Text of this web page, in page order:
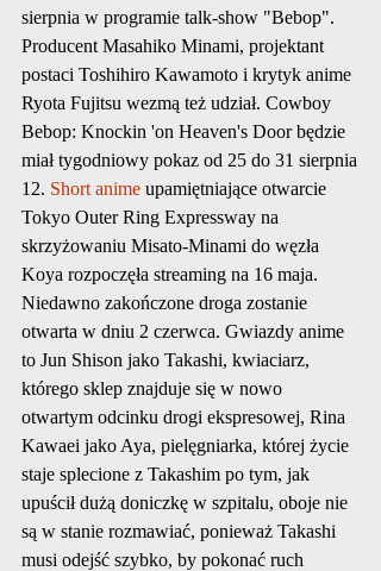
sierpnia w programie talk-show "Bebop".
Producent Masahiko Minami, projektant
postaci Toshihiro Kawamoto i krytyk anime
Ryota Fujitsu wezmą też udział. Cowboy
Bebop: Knockin 'on Heaven's Door będzie
miał tygodniowy pokaz od 25 do 31 sierpnia
12. Short anime upamiętniające otwarcie
Tokyo Outer Ring Expressway na
skrzyżowaniu Misato-Minami do węzła
Koya rozpoczęła streaming na 16 maja.
Niedawno zakończone droga zostanie
otwarta w dniu 2 czerwca. Gwiazdy anime
to Jun Shison jako Takashi, kwiaciarz,
którego sklep znajduje się w nowo
otwartym odcinku drogi ekspresowej, Rina
Kawaei jako Aya, pielęgniarka, której życie
staje splecione z Takashim po tym, jak
upuścił dużą doniczkę w szpitalu, oboje nie
są w stanie rozmawiać, ponieważ Takashi
musi odejść szybko, by pokonać ruch